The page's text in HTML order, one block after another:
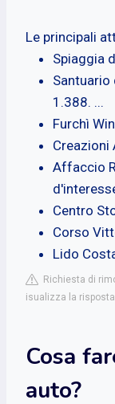
Le principali
Spiaggia
Santuario
1.388. ...
Furchì
Creazioni
Affaccio
Centro
Corso
Lido
Richiesta di
isualizza la
Cosa
auto?